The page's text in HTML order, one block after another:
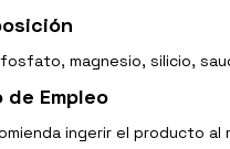
magnesio, silicio,
de Empleo
ingerir el producto